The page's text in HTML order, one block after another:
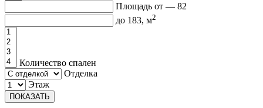
Площадь от — 82
до 183, м2
Количество спален
Отделка
Этаж
ПОКАЗАТЬ